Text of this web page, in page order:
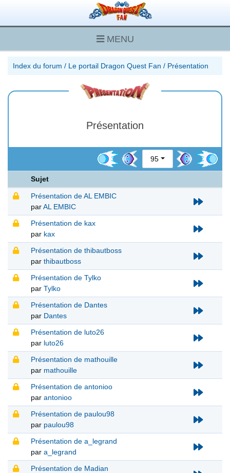
MENU
Index du forum / Le portail Dragon Quest Fan / Présentation
Présentation
95
Sujet
Présentation de AL EMBIC
parAL EMBIC
Présentation de kax
par kax
Présentation de thibautboss
par thibautboss
Présentation de Tylko
par Tylko
Présentation de Dantes
par Dantes
Présentation de luto26
par luto26
Présentation de mathouille
par mathouille
Présentation de antonioo
par antonioo
Présentation de paulou98
par paulou98
Présentation de a_legrand
par a_legrand
Présentation de Madian